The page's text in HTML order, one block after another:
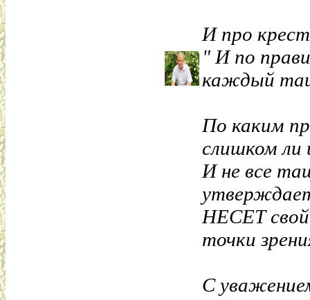
И про
" И по
каждый
По каким
слишком ли
И не все
НЕСЕТ свой
точки
С